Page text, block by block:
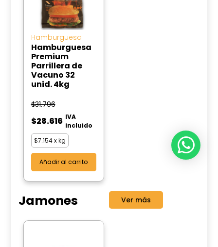
Hamburguesa
Hamburguesa
Premium
Parrillera de
Vacuno 32
unid. 4kg
$31.796
$28.616 IVA
incluido
$7.154x kg
Añadir al carrito
Jamones Ver más